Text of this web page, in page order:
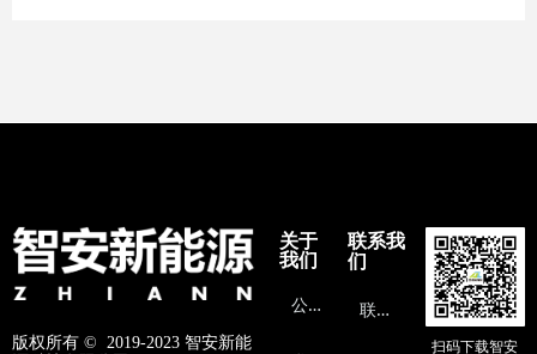
版权所有 ©  2019-2023 智安新能
关于
我们
公
司介绍
联系我
们
联
系方式
扫码下载智安